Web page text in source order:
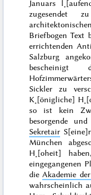
Januars
zugesendet
Briefbogen Text
errichtenden
Salzburg
Sickler zu
K˖[önigliche]
so ist kein
besorgende
Sekretair
München
H˖[oheit]
eingegangenen
dieAkademie
wahrscheinlich